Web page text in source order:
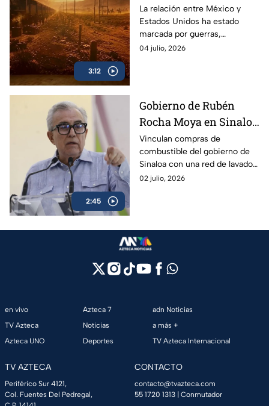
3:12
siempre la relación
entre México y Estados
Unidos
La relación entre México y
Estados Unidos ha estado
marcada por guerras,
migración y comercio. Estos
04 julio, 2026
2:45
Gobierno de Rubén
Rocha Moya en Sinaloa
compró combustible a
empresa ligada al
CJNG
Vinculan compras de
combustible del gobierno de
Sinaloa con una red de lavado
de dinero y huachicol fiscal al
02 julio, 2026
en vivo
TV Azteca
Azteca UNO
Azteca 7
Noticias
Deportes
adn Noticias
a más +
TV Azteca Internacional
TV AZTECA
Periférico Sur 4121,
Col. Fuentes Del Pedregal,
CONTACTO
contacto@tvazteca.com
55 1720 1313 | Conmutador